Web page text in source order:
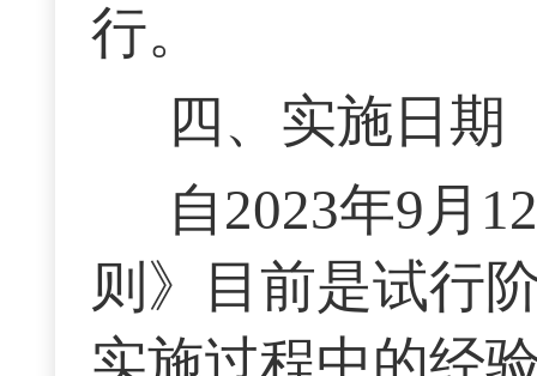
行。
四、实施日期
自2023年9月
则》目前是试行
实施过程中的经